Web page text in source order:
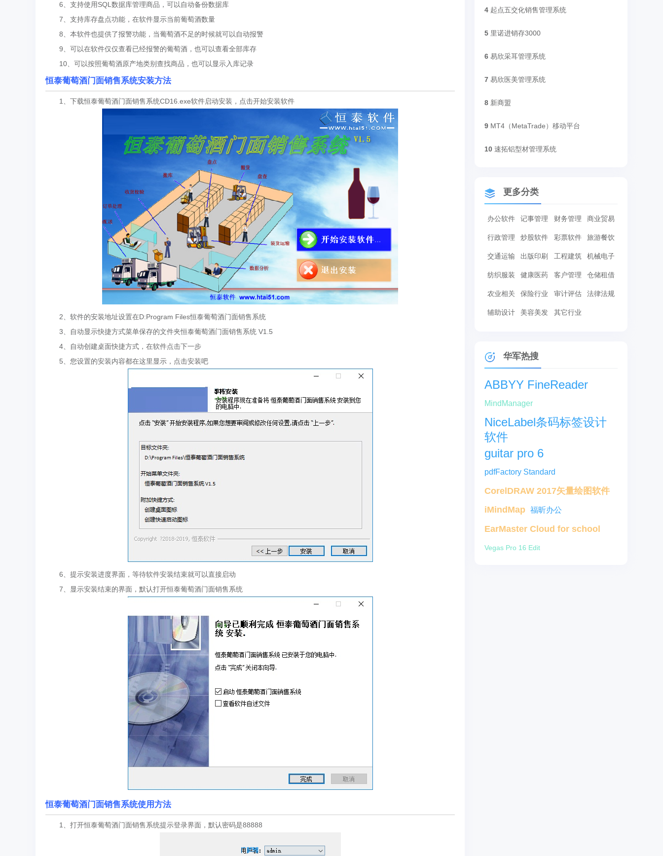
6、支持使用SQL数据库管理商品，可以自动备份数据库
7、支持库存盘点功能，在软件显示当前葡萄酒数量
8、本软件也提供了报警功能，当葡萄酒不足的时候就可以自动报警
9、可以在软件仅仅查看已经报警的葡萄酒，也可以查看全部库存
10、可以按照葡萄酒原产地类别查找商品，也可以显示入库记录
恒泰葡萄酒门面销售系统安装方法
1、下载恒泰葡萄酒门面销售系统CD16.exe软件启动安装，点击开始安装软件
2、软件的安装地址设置在D:Program Files恒泰葡萄酒门面销售系统
3、自动显示快捷方式菜单保存的文件夹恒泰葡萄酒门面销售系统 V1.5
4、自动创建桌面快捷方式，在软件点击下一步
5、您设置的安装内容都在这里显示，点击安装吧
6、提示安装进度界面，等待软件安装结束就可以直接启动
7、显示安装结束的界面，默认打开恒泰葡萄酒门面销售系统
恒泰葡萄酒门面销售系统使用方法
1、打开恒泰葡萄酒门面销售系统提示登录界面，默认密码是88888
4 起点五交化销售管理系统
5 里诺进销存3000
6 易欣采耳管理系统
7 易欣医美管理系统
8 新商盟
9 MT4（MetaTrade）移动平台
10 速拓铝型材管理系统
更多分类
办公软件 记事管理 财务管理 商业贸易
行政管理 炒股软件 彩票软件 旅游餐饮
交通运输 出版印刷 工程建筑 机械电子
纺织服装 健康医药 客户管理 仓储租借
农业相关 保险行业 审计评估 法律法规
辅助设计 美容美发 其它行业
华军热搜
ABBYY FineReader
MindManager
NiceLabel条码标签设计
软件
guitar pro 6
pdfFactory Standard
CorelDRAW 2017矢量绘图软件
iMindMap 福昕办公
EarMaster Cloud for school
Vegas Pro 16 Edit